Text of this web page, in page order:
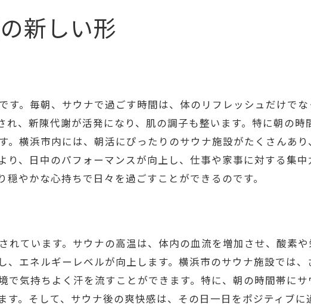
で心地よい朝を迎える
るサウナの効果
新しい形
。毎朝、サウナで過ごす時間は、体のリフレッシュだけでな
、新陳代謝が活発になり、肌の調子も整います。特に朝の時
横浜市内には、朝活にぴったりのサウナ施設がたくさんあり
、日中のパフォーマンスが向上し、仕事や家事に対する集中
やかな心持ちで日々を過ごすことができるのです。
ています。サウナの高温は、体内の血流を増加させ、酸素
エネルギーレベルが向上します。横浜市のサウナ施設では、
気持ちよく汗を流すことができます。特に、朝の時間帯にサ
。そして、サウナ後の爽快感は、その日一日をポジティブに